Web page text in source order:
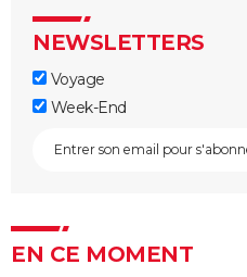
NEWSLETTERS
Voyage
Week-End
EN CE MOMENT